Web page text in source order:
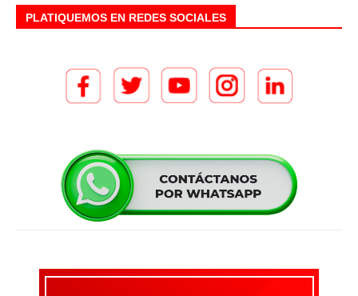
PLATIQUEMOS EN REDES SOCIALES